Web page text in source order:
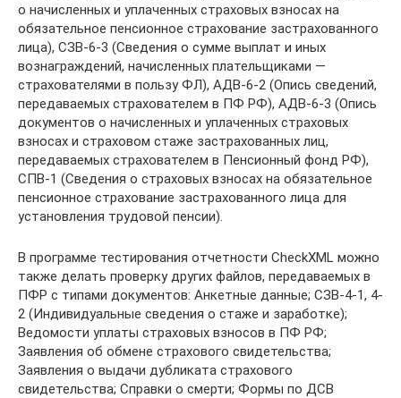
о начисленных и уплаченных страховых взносах на
обязательное пенсионное страхование застрахованного
лица), СЗВ-6-3 (Сведения о сумме выплат и иных
вознаграждений, начисленных плательщиками —
страхователями в пользу ФЛ), АДВ-6-2 (Опись сведений,
передаваемых страхователем в ПФ РФ), АДВ-6-3 (Опись
документов о начисленных и уплаченных страховых
взносах и страховом стаже застрахованных лиц,
передаваемых страхователем в Пенсионный фонд РФ),
СПВ-1 (Сведения о страховых взносах на обязательное
пенсионное страхование застрахованного лица для
установления трудовой пенсии).
В программе тестирования отчетности CheckXML можно
также делать проверку других файлов, передаваемых в
ПФР с типами документов: Анкетные данные; СЗВ-4-1, 4-
2 (Индивидуальные сведения о стаже и заработке);
Ведомости уплаты страховых взносов в ПФ РФ;
Заявления об обмене страхового свидетельства;
Заявления о выдачи дубликата страхового
свидетельства; Справки о смерти; Формы по ДСВ